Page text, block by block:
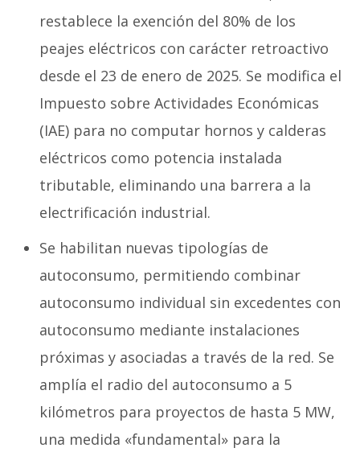
restablece la exención del 80% de los
peajes eléctricos con carácter retroactivo
desde el 23 de enero de 2025. Se modifica el
Impuesto sobre Actividades Económicas
(IAE) para no computar hornos y calderas
eléctricos como potencia instalada
tributable, eliminando una barrera a la
electrificación industrial.
Se habilitan nuevas tipologías de
autoconsumo, permitiendo combinar
autoconsumo individual sin excedentes con
autoconsumo mediante instalaciones
próximas y asociadas a través de la red. Se
amplía el radio del autoconsumo a 5
kilómetros para proyectos de hasta 5 MW,
una medida «fundamental» para la